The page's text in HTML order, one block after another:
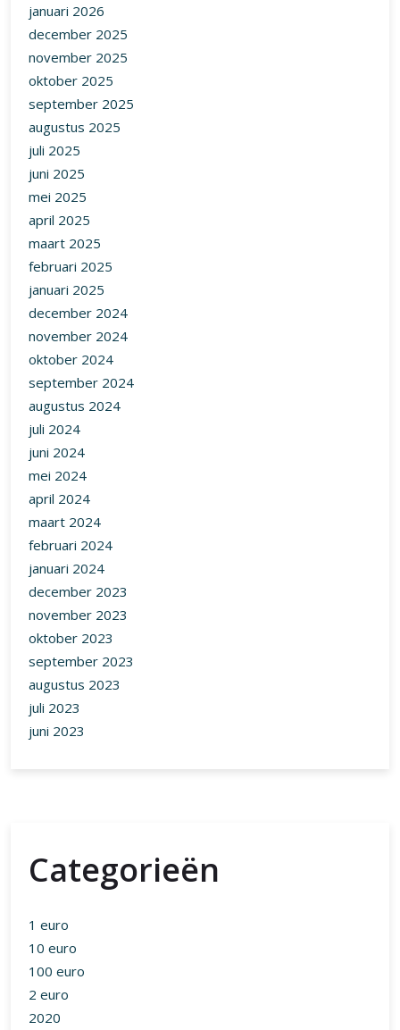
januari 2026
december 2025
november 2025
oktober 2025
september 2025
augustus 2025
juli 2025
juni 2025
mei 2025
april 2025
maart 2025
februari 2025
januari 2025
december 2024
november 2024
oktober 2024
september 2024
augustus 2024
juli 2024
juni 2024
mei 2024
april 2024
maart 2024
februari 2024
januari 2024
december 2023
november 2023
oktober 2023
september 2023
augustus 2023
juli 2023
juni 2023
Categorieën
1 euro
10 euro
100 euro
2 euro
2020